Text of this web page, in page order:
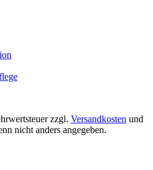
zzgl. Versandkosten und
nicht anders angegeben.